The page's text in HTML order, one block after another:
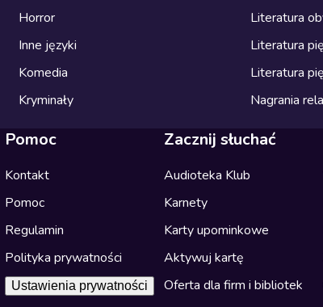
Horror
Inne języki
Komedia
Kryminały
Literatura
Literatura
Literatura
Nagrania
Pomoc
Kontakt
Pomoc
Regulamin
Polityka prywatności
Ustawienia prywatności
Zacznij słuchać
Audioteka Klub
Karnety
Karty upominkowe
Aktywuj kartę
Oferta dla firm i bibliotek